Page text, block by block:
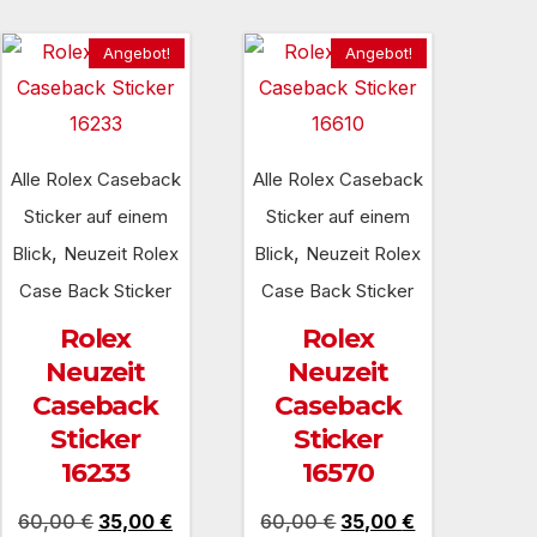
Angebot!
Alle Rolex Caseback
Sticker auf einem
Blick, Neuzeit Rolex
Case Back Sticker
Rolex
Neuzeit
Caseback
Sticker
16233
60,00€ Ursprünglicher
35,00€
Angebot!
Alle Rolex Caseback
Sticker auf einem
Blick, Neuzeit Rolex
Case Back Sticker
Rolex
Neuzeit
Caseback
Sticker
16570
60,00€ Ursprünglicher
35,00€